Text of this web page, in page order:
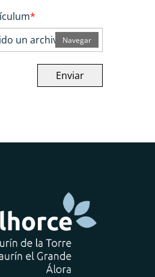
*
un archivoNavegar
Enviar